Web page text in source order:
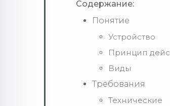
Содержание:
Понятие
Устройство
Принцип
Виды
Требования
Технические